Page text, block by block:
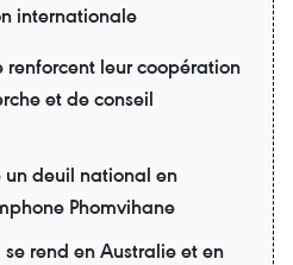
internationale
renforcent leur coopération
et de conseil
un deuil national en
Phomvihane
rend en Australie et en